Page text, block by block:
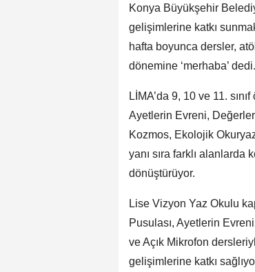
Konya Büyükşehir
gelişimlerine katkı
hafta boyunca dersler,
dönemine ‘merhaba’ dedi.
LİMA’da 9, 10 ve 11.
Ayetlerin Evreni,
Kozmos, Ekolojik
yanı sıra farklı
dönüştürüyor.
Lise Vizyon Yaz Okulu
Pusulası, Ayetlerin
ve Açık Mikrofon
gelişimlerine katkı